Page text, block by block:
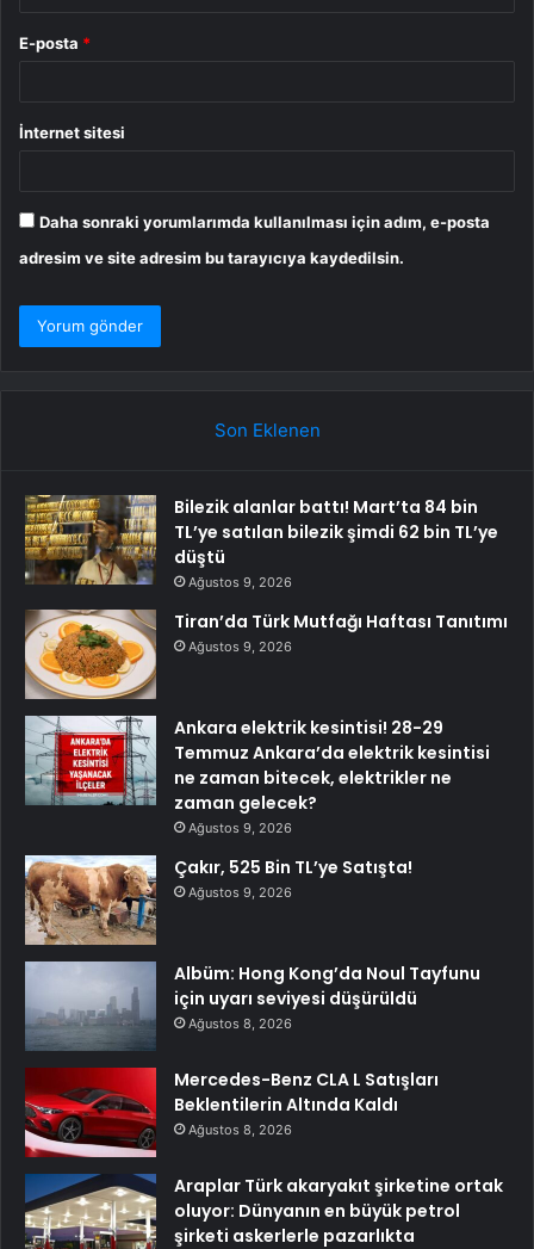
E-posta *
İnternet sitesi
Daha sonraki yorumlarımda kullanılması için adım, e-posta
adresim ve site adresim bu tarayıcıya kaydedilsin.
Son Eklenen
Bilezik alanlar battı! Mart’ta 84 bin
TL’ye satılan bilezik şimdi 62 bin TL’ye
düştü
Ağustos 9, 2026
Tiran’da Türk Mutfağı Haftası Tanıtımı
Ağustos 9, 2026
Ankara elektrik kesintisi! 28-29
Temmuz Ankara’da elektrik kesintisi
ne zaman bitecek, elektrikler ne
zaman gelecek?
Ağustos 9, 2026
Çakır, 525 Bin TL’ye Satışta!
Ağustos 9, 2026
Albüm: Hong Kong’da Noul Tayfunu
için uyarı seviyesi düşürüldü
Ağustos 8, 2026
Mercedes-Benz CLA L Satışları
Beklentilerin Altında Kaldı
Ağustos 8, 2026
Araplar Türk akaryakıt şirketine ortak
oluyor: Dünyanın en büyük petrol
şirketi askerlerle pazarlıkta